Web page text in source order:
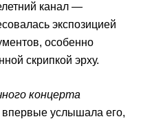
канал —
экспозицией
особенно
скрипкой эрху.
концерта
впервые услышала его,